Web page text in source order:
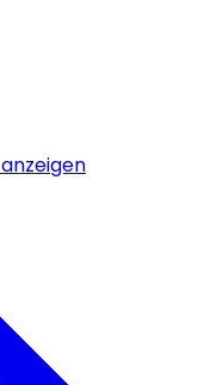
anzeigen